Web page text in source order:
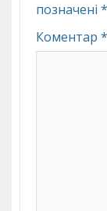
позначені *
Коментар *